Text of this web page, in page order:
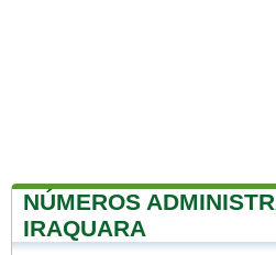
NÚMEROS
IRAQUARA